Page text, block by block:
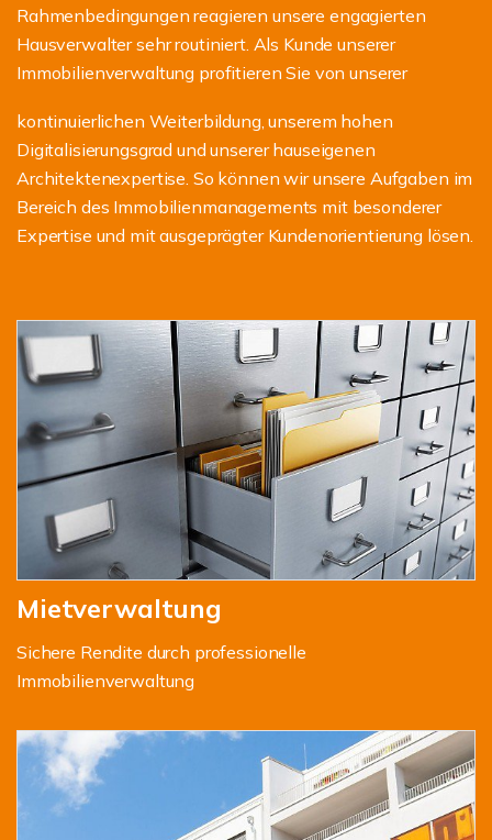
Rahmenbedingungen reagieren unsere engagierten
Hausverwalter sehr routiniert. Als Kunde unserer
Immobilienverwaltung profitieren Sie von unserer
kontinuierlichen Weiterbildung, unserem hohen
Digitalisierungsgrad und unserer hauseigenen
Architektenexpertise. So können wir unsere Aufgaben im
Bereich des Immobilienmanagements mit besonderer
Expertise und mit ausgeprägter Kundenorientierung lösen.
Mietverwaltung
Sichere Rendite durch professionelle
Immobilienverwaltung